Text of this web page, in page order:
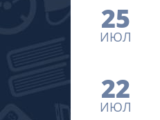
25
ИЮЛ
22
ИЮЛ